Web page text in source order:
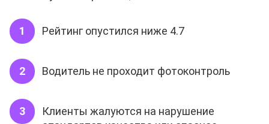
Рейтинг опустился ниже 4.7
Водитель не проходит фотоконтроль
Клиенты жалуются на нарушение